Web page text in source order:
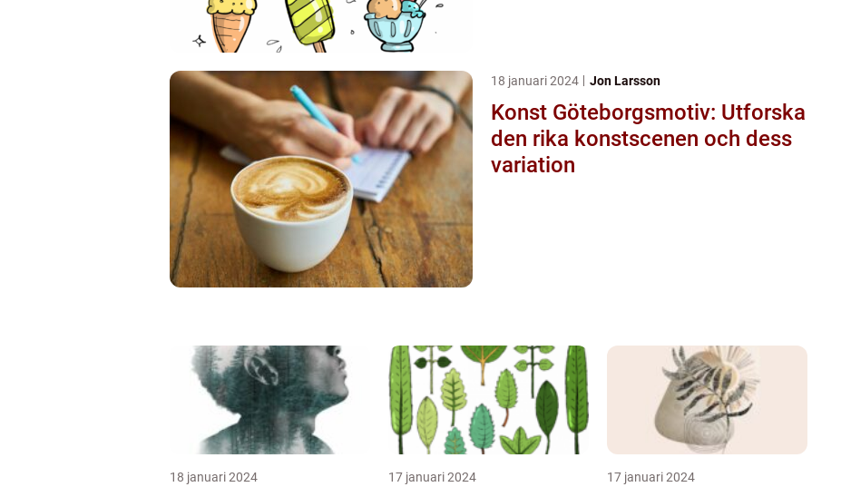
18 januari 2024 Jon Larsson
Konst Göteborgsmotiv: Utforska
den rika konstscenen och dess
variation
18 januari 2024 17 januari 2024 17 januari 2024